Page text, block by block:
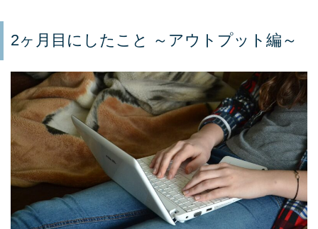
2ヶ月目にしたこと ～アウトプット編～